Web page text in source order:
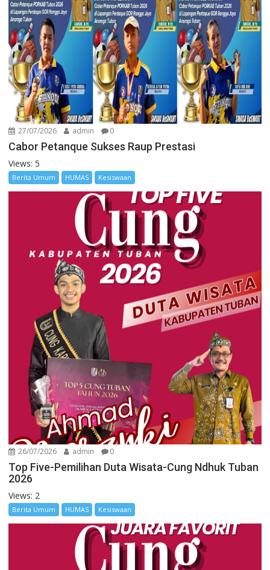
27/07/2026 admin 0
Cabor Petanque Sukses Raup Prestasi
Views: 5
Berita Umum HUMAS Kesiswaan
26/07/2026 admin 0
Top Five-Pemilihan Duta Wisata-Cung Ndhuk Tuban
2026
Views: 2
Berita Umum HUMAS Kesiswaan